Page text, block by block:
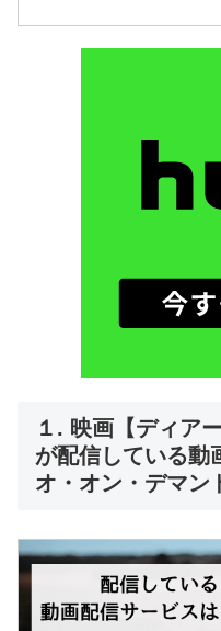
１. 映画【ディア
が配信している動
オ・オン・デマン